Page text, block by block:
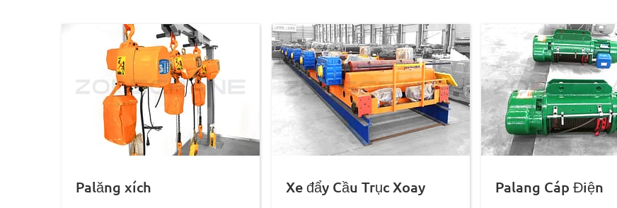
Palăng xích Xe đẩy Cầu Trục Xoay Palang Cáp Điện